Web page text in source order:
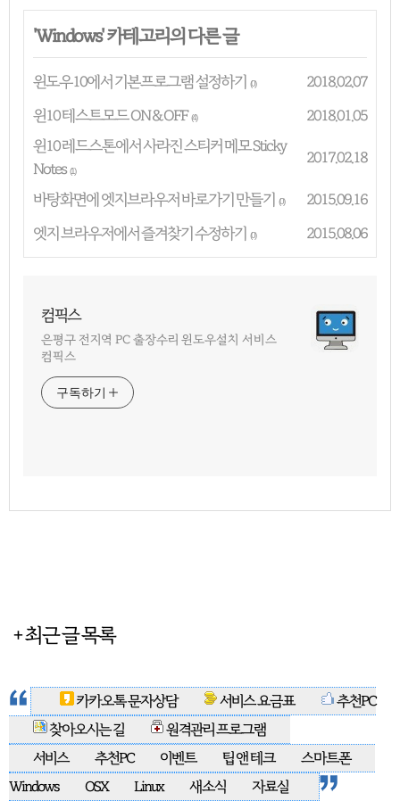
'Windows' 카테고리의 다른 글
윈도우10에서 기본프로그램 설정하기 (0)
2018.02.07
윈10 테스트모드 ON & OFF (4)
2018.01.05
윈10 레드스톤에서 사라진 스티커 메모 Sticky
Notes (1)
2017.02.18
바탕화면에 엣지브라우저 바로가기 만들기 (0)
2015.09.16
엣지 브라우저에서 즐겨찾기 수정하기 (0) 2015.08.06
컴픽스
은평구 전지역 PC 출장수리 윈도우설치 서비스
컴픽스
구독하기
+ 최근 글 목록
카카오톡 문자상담 서비스 요금표
추천PC
찾아오시는 길
원격관리 프로그램
서비스
추천PC 이벤트 팁 앤 테크
스마트폰
Windows
OSX Linux 새소식 자료실